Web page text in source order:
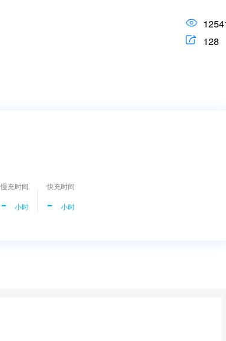
128
慢充时间
- 小时
快充时间
- 小时